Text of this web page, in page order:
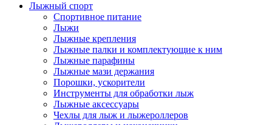
Лыжный спорт
Спортивное питание
Лыжи
Лыжные крепления
Лыжные палки и комплектующие к ним
Лыжные парафины
Лыжные мази держания
Порошки, ускорители
Инструменты для обработки лыж
Лыжные аксессуары
Чехлы для лыж и лыжероллеров